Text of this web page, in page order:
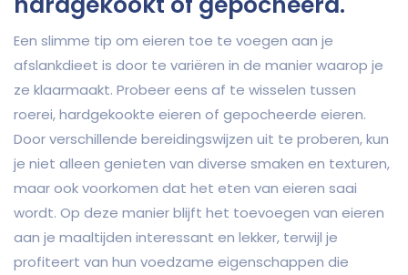
Een slimme tip om eieren toe te voegen aan je
afslankdieet is door te variëren in de manier waarop je
ze klaarmaakt. Probeer eens af te wisselen tussen
roerei, hardgekookte eieren of gepocheerde eieren.
Door verschillende bereidingswijzen uit te proberen, kun
je niet alleen genieten van diverse smaken en texturen,
maar ook voorkomen dat het eten van eieren saai
wordt. Op deze manier blijft het toevoegen van eieren
aan je maaltijden interessant en lekker, terwijl je
profiteert van hun voedzame eigenschappen die